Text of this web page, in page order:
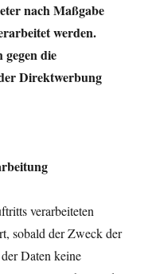
nach Maßgabe
werden.
die
Direktwerbung
verarbeiteten
sobald der Zweck der
Daten keine